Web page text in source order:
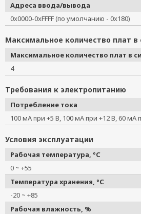
Адреса ввода/вывода
0x0000-0xFFFF (по умолчанию - 0x180)
Максимальное количество плат в
Максимальное количество плат в
4
Требования к электропитанию
Потребление тока
100 мА при +5 В, 100 мА при +12 В, 60 мА
Условия эксплуатации
Рабочая температура, °C
0 ~ +55
Температура хранения, °C
-20 ~ +85
Рабочая влажность, %